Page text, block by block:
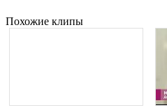
Похожие клипы